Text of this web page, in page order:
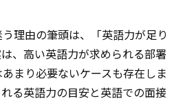
理由の筆頭は、「英語力が足り
、高い英語力が求められる部署
まり必要ないケースも存在しま
る英語力の目安と英語での面接